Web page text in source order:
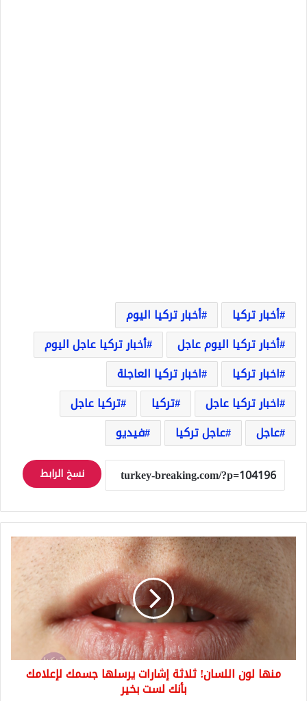
أخبار تركيا
أخبار تركيا اليوم
أخبار تركيا اليوم عاجل
أخبار تركيا عاجل اليوم
اخبار تركيا
اخبار تركيا العاجلة
اخبار تركيا عاجل
تركيا
تركيا عاجل
عاجل
عاجل تركيا فيديو
نسخ الرابط
منها
اللسان!
ثلاثة
إشارات
يرسلها
بأنك
لستمنها لون اللسان! ثلاثة إشارات يرسلها جسمك لإعلامك
بأنك لست بخير